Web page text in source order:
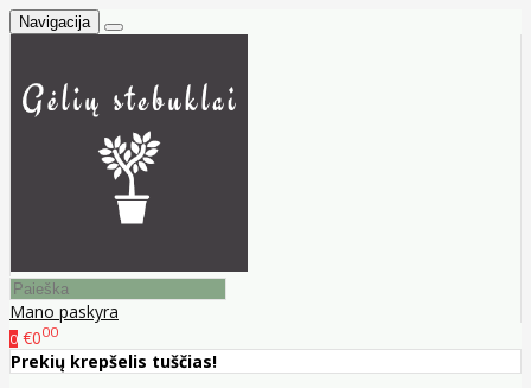
Navigacija
Mano paskyra
0 €000
Prekių krepšelis tuščias!